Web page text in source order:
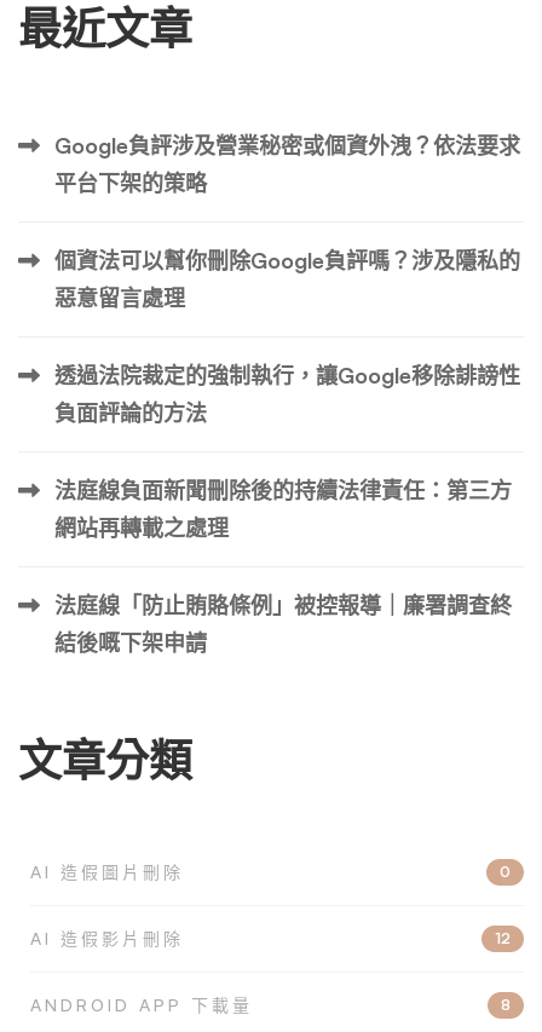
佛‧伯克曼，《四千週》 這同樣適用於我們的 SEO 心態。
改變可能是舊策略不再有效（例如在白色背景上放置白色文
工智慧。 我們的許多 SEO 手冊已經過時，並且有各種力量
迫使我們做出改變。下面是兩個例子： 我們通常沒有抓取
知，Google 索引的大小似乎或多或少是靜態的（大約 400
0 億個文件）。由於人工智慧，我們： 與相同索引大小相
比，更高品質的基線內容越多 = 更難被索引。 谷歌對技術
變化 谷歌面臨著成為購物引擎的壓力。 因此，Google 更新
了商業查詢的 SERP 搜尋。 2023年，Google開始推一項
頻繁地出現在商業搜尋中的第一個位置。 …
最近文章
Google負評涉及營業秘密或個資外洩？依法要求
平台下架的策略
個資法可以幫你刪除Google負評嗎？涉及隱私的
惡意留言處理
透過法院裁定的強制執行，讓Google移除誹謗性
負面評論的方法
法庭線負面新聞刪除後的持續法律責任：第三方
網站再轉載之處理
法庭線「防止賄賂條例」被控報導｜廉署調查終
結後嘅下架申請
文章分類
AI 造假圖片刪除 0
AI 造假影片刪除 12
ANDROID APP 下載量 8